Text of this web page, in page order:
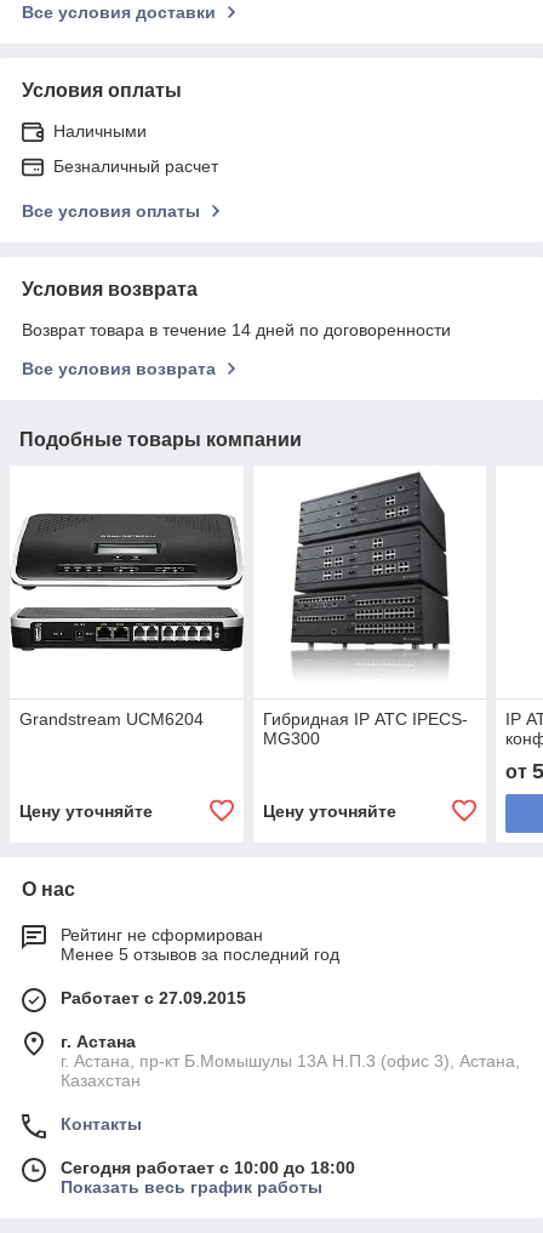
Все условия доставки
Условия оплаты
Наличными
Безналичный расчет
Все условия оплаты
Условия возврата
Возврат товара в течение 14 дней по договоренности
Все условия возврата
Подобные товары компании
Grandstream UCM6204
Цену уточняйте
Гибридная IP АТС IPECS-
MG300
Цену уточняйте
IP
от
О нас
Рейтинг не сформирован
Менее 5 отзывов за последний год
Работает с 27.09.2015
г. Астана
г. Астана, пр-кт Б.Момышулы 13А Н.П.3 (офис 3), Астана,
Казахстан
Контакты
Сегодня работает с 10:00 до 18:00
Показать весь график работы